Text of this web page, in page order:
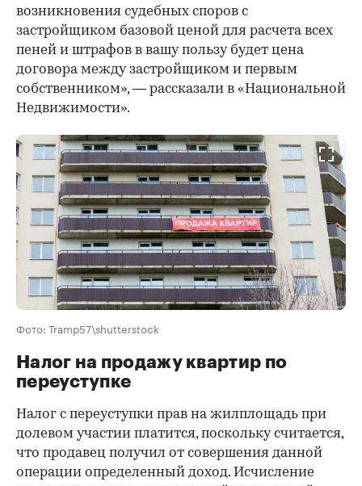
возникновения судебных споров с
застройщиком базовой ценой для расчета всех
пеней и штрафов в вашу пользу будет цена
договора между застройщиком и первым
собственником», — рассказали в «Национальной
Недвижимости».
Фото: Tramp57\shutterstock
Налог на продажу квартир по
переуступке
Налог с переуступки прав на жилплощадь при
долевом участии платится, поскольку считается,
что продавец получил от совершения данной
операции определенный доход. Исчисление